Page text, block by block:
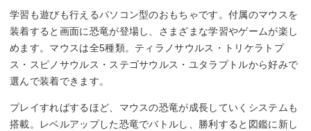
学習も遊びも行えるパソコン型のおもちゃです。付属のマウスを
装着すると画面に恐竜が登場し、さまざまな学習やゲームが楽し
めます。マウスは全5種類。ティラノサウルス・トリケラトプ
ス・スピノサウルス・ステゴサウルス・ユタラプトルから好みで
選んで装着できます。
プレイすればするほど、マウスの恐竜が成長していくシステムも
搭載。レベルアップした恐竜でバトルし、勝利すると図鑑に新し